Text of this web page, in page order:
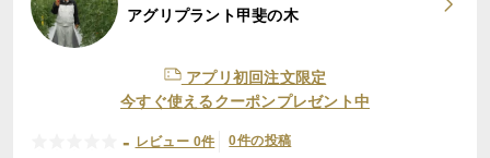
アグリプラント甲斐の木
アプリ初回注文限定
今すぐ使えるクーポンプレゼント中
- レビュー 0件 0件の投稿